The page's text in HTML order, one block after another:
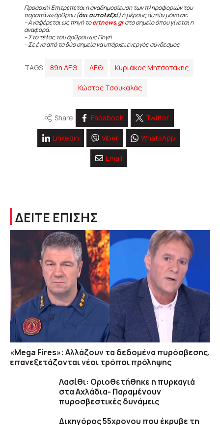
Προσοχή! Επιτρέπεται η αναδημοσίευση των πληροφοριών του
παραπάνω άρθρου (όχι αυτολεξεί) ή μέρους αυτών μόνο αν:
– Αναφέρεται ως πηγή τοertnews.grστο σημείο όπου γίνεται η
αναφορά.
– Στο τέλος του άρθρου ως Πηγή
– Σε ένα από τα δύο σημεία να υπάρχει ενεργός σύνδεσμος
TAGS 89η ΔΕΘ ΔΕΘ Κυριάκος Μητσοτάκης
Κώστας Τσουκαλάς
Share Facebook Twitter
Linkedin Viber WhatsApp
Email
ΔΕΙΤΕ ΕΠΙΣΗΣ
«Mega Fires»: Αλλάζουν τα δεδομένα πυρόσβεσης,
επανεξετάζονται νέοι τρόποι πρόληψης
Λασίθι: Οριοθετήθηκε η πυρκαγιά
στα Αχλάδια- Παραμένουν
πυροσβεστικές δυνάμεις
Δικηγόρος 55χρονου που έκρυβε τη